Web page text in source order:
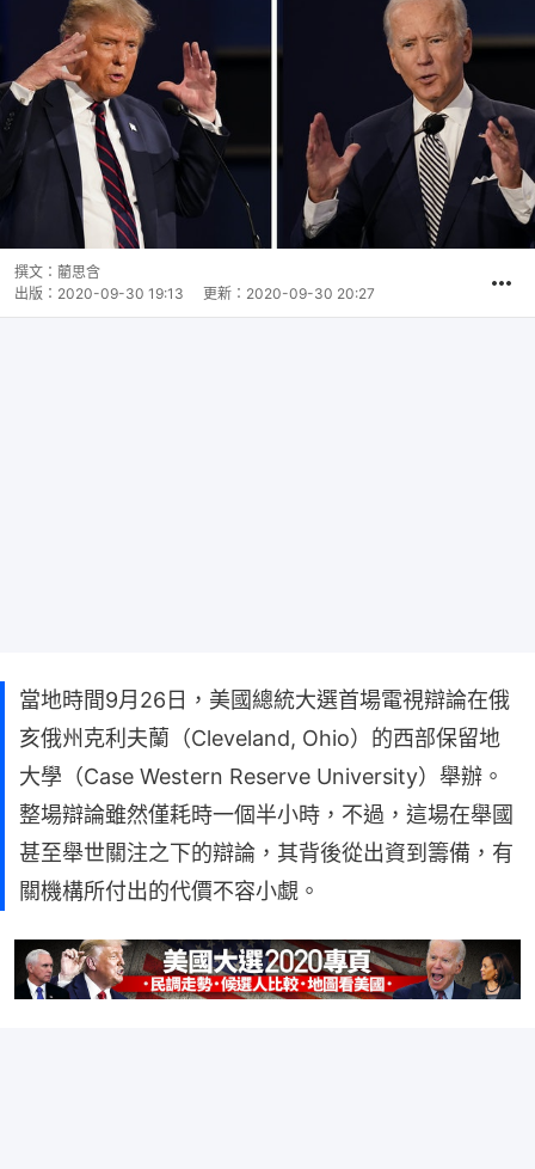
撰文： 藺思含
出版： 2020-09-30 19:13 更新： 2020-09-30 20:27
當地時間9月26日，美國總統大選首場電視辯論在俄
亥俄州克利夫蘭（Cleveland, Ohio）的西部保留地
大學（Case Western Reserve University）舉辦。
整場辯論雖然僅耗時一個半小時，不過，這場在舉國
甚至舉世關注之下的辯論，其背後從出資到籌備，有
關機構所付出的代價不容小覷。